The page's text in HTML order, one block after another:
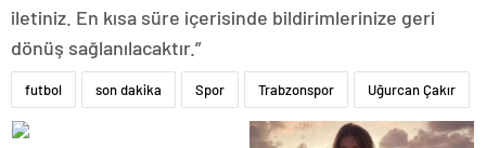
iletiniz. En kısa süre içerisinde bildirimlerinize geri
dönüş sağlanılacaktır.”
futbol son dakika Spor Trabzonspor Uğurcan Çakır